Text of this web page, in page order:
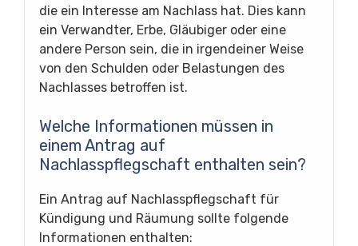
die ein Interesse am Nachlass hat. Dies kann
ein Verwandter, Erbe, Gläubiger oder eine
andere Person sein, die in irgendeiner Weise
von den Schulden oder Belastungen des
Nachlasses betroffen ist.
Welche Informationen müssen in
einem Antrag auf
Nachlasspflegschaft enthalten sein?
Ein Antrag auf Nachlasspflegschaft für
Kündigung und Räumung sollte folgende
Informationen enthalten: